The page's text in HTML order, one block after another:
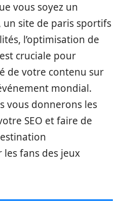
vous soyez un
site de paris sportifs
l’optimisation de
est cruciale pour
de votre contenu sur
mondial.
vous donnerons les
SEO et faire de
fans des jeux